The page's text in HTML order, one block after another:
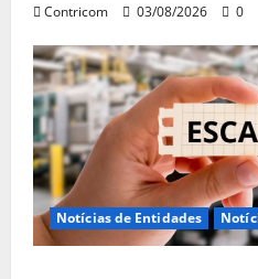
Contricom 03/08/2026 0
Notícias de Entidades